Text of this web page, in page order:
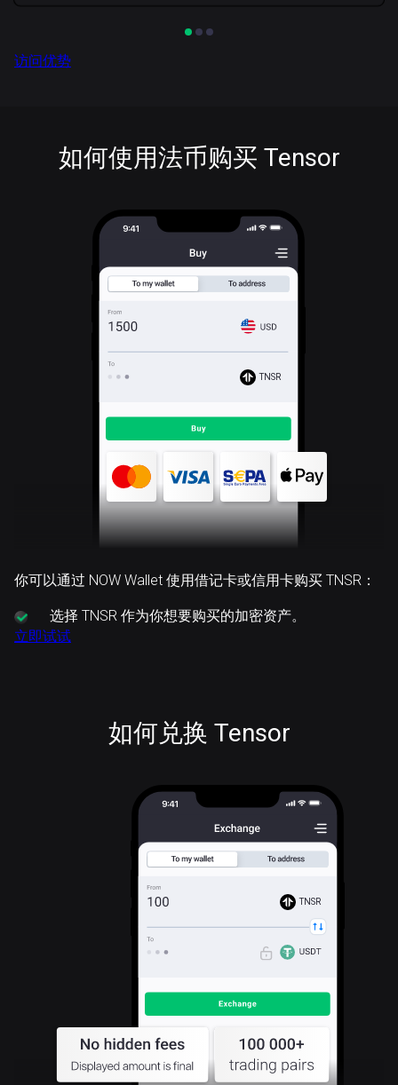
访问优势
如何使用法币购买 Tensor
TNSR
你可以通过 NOW Wallet 使用借记卡或信用卡购买 TNSR：
选择 TNSR 作为你想要购买的加密资产。
立即试试
如何兑换 Tensor
TNSR